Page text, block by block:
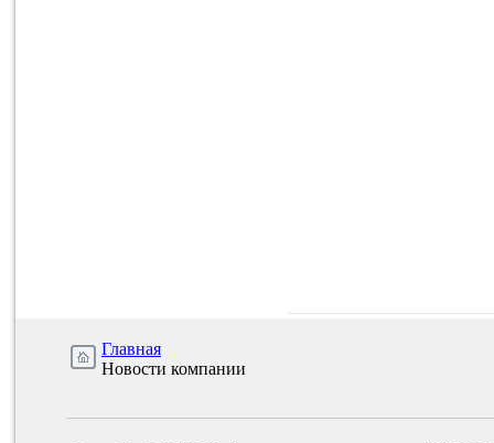
Главная
Новости компании